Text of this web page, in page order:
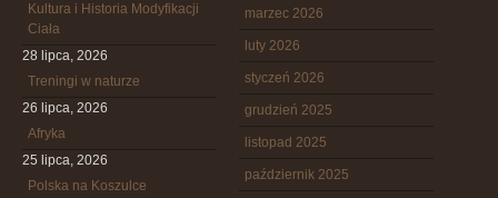
Kultura i Historia Modyfikacji
Ciała
28 lipca, 2026
Treningi w naturze
26 lipca, 2026
Afryka
25 lipca, 2026
Polska na Koszulce
marzec 2026
luty 2026
styczeń 2026
grudzień 2025
listopad 2025
październik 2025